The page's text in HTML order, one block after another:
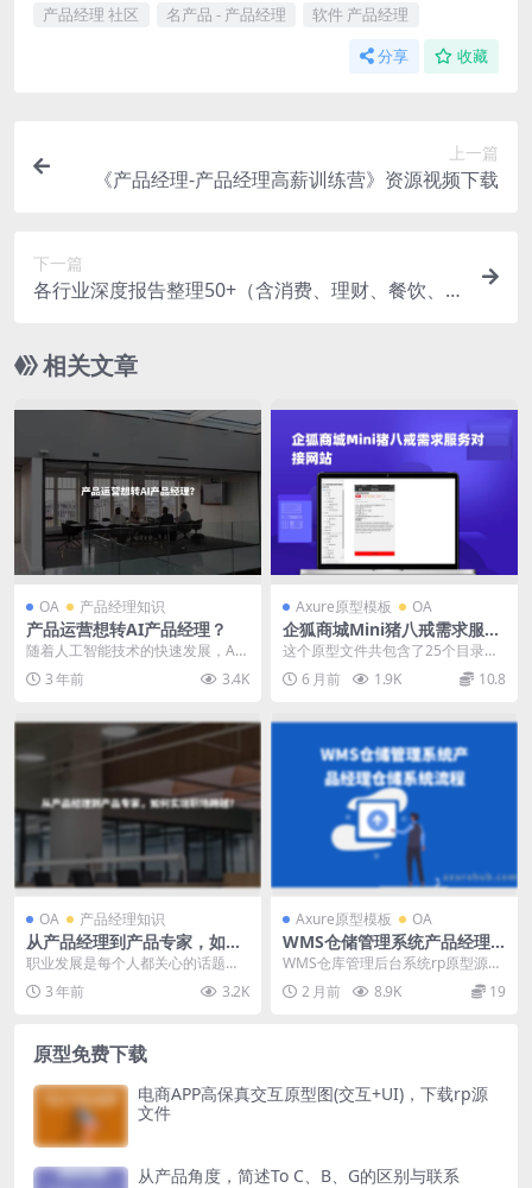
产品经理 社区
名产品 - 产品经理 软件 产品经理
分享 收藏
上一篇
《产品经理-产品经理高薪训练营》资源视频下载
下一篇
各行业深度报告整理50+（含消费、理财、餐饮、
相关文章
OA 产品经理知识
产品运营想转AI产品经理？
随着人工智能技术的快速发展，AI
产品经理成为了一个备受关注的职
业角色。许多从传统...
3 年前 3.4K
Axure原型模板 OA
企狐商城Mini猪八戒需求服务
对接网站
这个原型文件共包含了25个目录，
内容涵盖了安全中心、登录、注
册、注册成功、找回密...
6 月前 1.9K 10.8
OA 产品经理知识
从产品经理到产品专家，如何
实现职场跨越？
职业发展是每个人都关心的话题，
而在产品领域中，从产品经理到产
品专家的职场跨越是许...
3 年前 3.2K
Axure原型模板 OA
WMS仓储管理系统产品经理
仓储系统流程设计库存入库出
库管理系统axure原型源文件
下载
WMS仓库管理后台系统rp原型源文
件是一款针对仓库管理的软件产
品，它可以帮助企业...
2 月前 8.9K 19
原型免费下载
电商APP高保真交互原型图(交互+UI)，下载rp源
文件
从产品角度，简述To C、B、G的区别与联系